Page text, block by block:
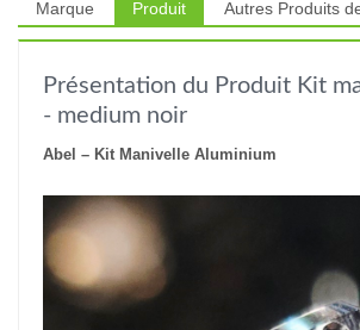
Marque Produit Autres Produits
Présentation du Produit Kit
- medium noir
Abel – Kit Manivelle Aluminium